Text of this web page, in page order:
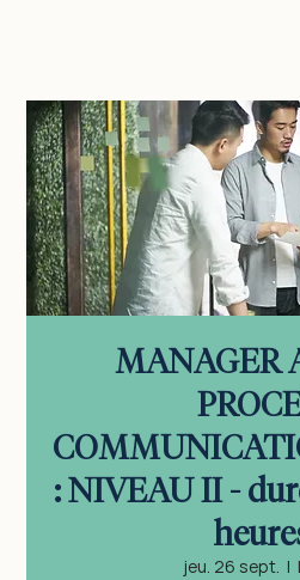
MANAGER
: NIVEAU II -
jeu. 26 sept.
  |